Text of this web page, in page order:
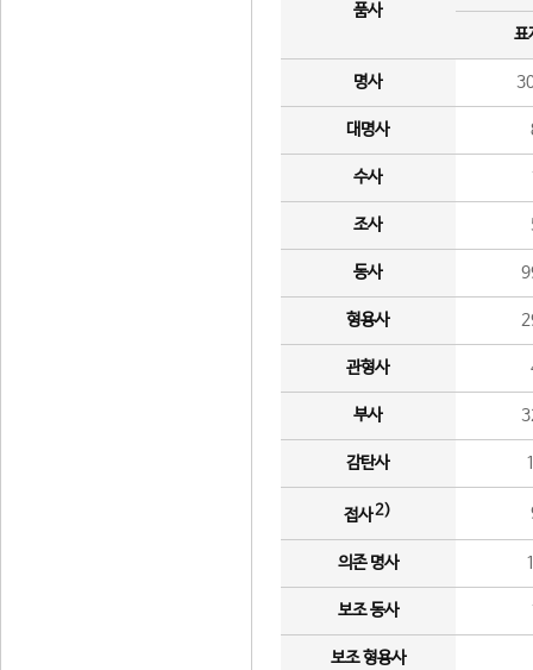
품사
표
명사
대명사
수사
조사
동사
형용사
관형사
부사
감탄사
접사2)
의존 명사
보조 동사
보조 형용사